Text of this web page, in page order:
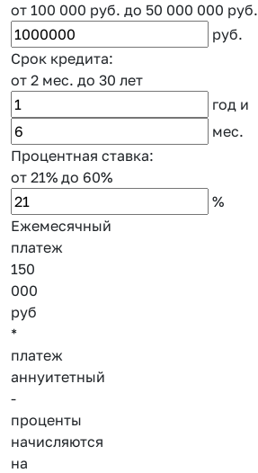
от 100 000 руб. до 50 000 000 руб.
руб.
Срок кредита:
от 2 мес. до 30 лет
год и
мес.
Процентная ставка:
от 21% до 60%
%
Ежемесячный
платеж
150
000
руб
*
платеж
аннуитетный
-
проценты
начисляются
на